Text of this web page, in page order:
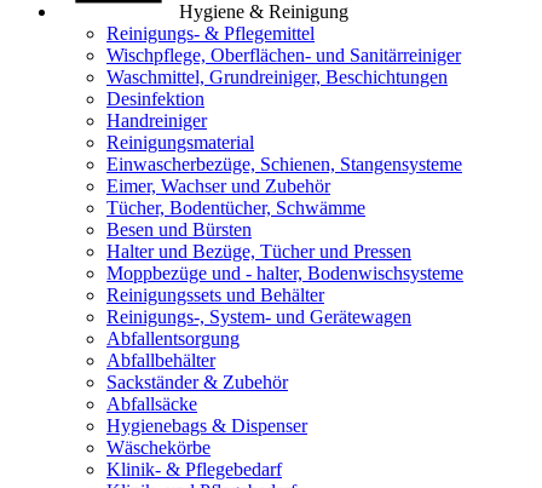
Hygiene & Reinigung
Reinigungs- & Pflegemittel
Wischpflege, Oberflächen- und Sanitärreiniger
Waschmittel, Grundreiniger, Beschichtungen
Desinfektion
Handreiniger
Reinigungsmaterial
Einwascherbezüge, Schienen, Stangensysteme
Eimer, Wachser und Zubehör
Tücher, Bodentücher, Schwämme
Besen und Bürsten
Halter und Bezüge, Tücher und Pressen
Moppbezüge und - halter, Bodenwischsysteme
Reinigungssets und Behälter
Reinigungs-, System- und Gerätewagen
Abfallentsorgung
Abfallbehälter
Sackständer & Zubehör
Abfallsäcke
Hygienebags & Dispenser
Wäschekörbe
Klinik- & Pflegebedarf